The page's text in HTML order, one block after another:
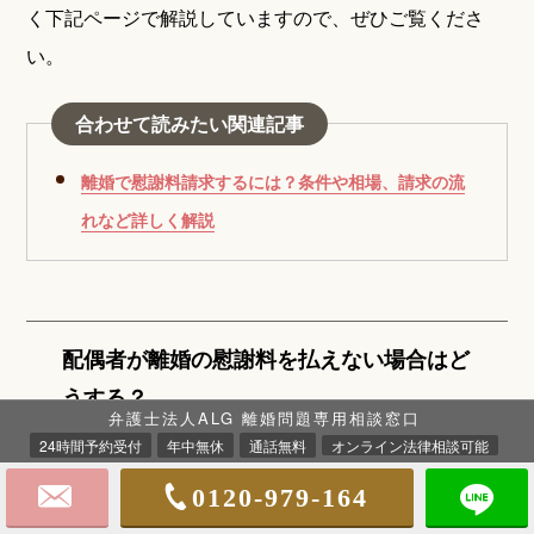
く下記ページで解説していますので、ぜひご覧くださ
い。
合わせて読みたい関連記事
離婚で慰謝料請求するには？条件や相場、請求の流
れなど詳しく解説
配偶者が離婚の慰謝料を払えない場合はど
うする？
配偶者に離婚の慰謝料を請求したものの、「そんな金額
は払えない」などと拒否された場合には、分割払いを提
弁護士法人ALG 離婚問題専用相談窓口
24時間予約受付 年中無休 通話無料 オンライン法律相談可能
0120-979-164